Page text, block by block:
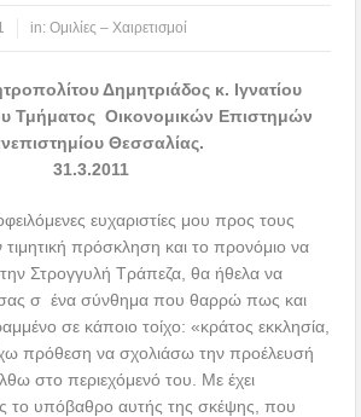
in:Ομιλίες – Χαιρετισμοί
Δημητριάδος κ. Ιγνατίου
Τμήματος Οικονομικών Επιστημών
Θεσσαλίας.
31.3.2011
ευχαριστίες μου προς τους
τιμητική πρόσκληση και το προνόμιο να
Στρογγυλή Τράπεζα, θα ήθελα να
σ ένα σύνθημα που θαρρώ πως και
σε κάποιο τοίχο: «κράτος εκκλησία,
πρόθεση να σχολιάσω την προέλευσή
στο περιεχόμενό του. Με έχει
το υπόβαθρο αυτής της σκέψης, που